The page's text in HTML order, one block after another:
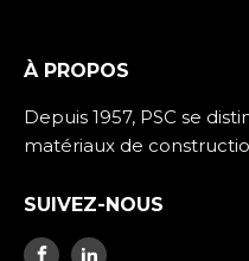
À PROPOS
Depuis 1957, PSC se
matériaux de
SUIVEZ-NOUS